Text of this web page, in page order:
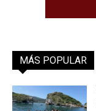
MÁS POPULAR